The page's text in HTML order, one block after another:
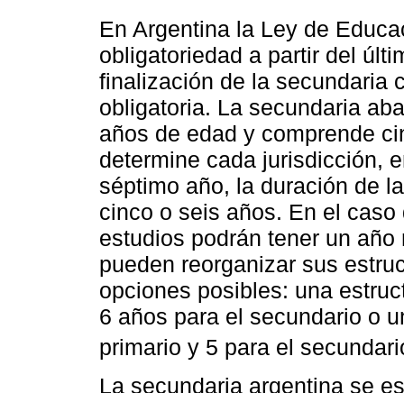
En Argentina la Ley de
obligatoriedad a partir del
finalización de la secundaria
obligatoria. La secundaria
años de edad y comprende
determine cada jurisdicción,
séptimo año, la duración de
cinco o seis años. En el
estudios podrán tener un
pueden reorganizar sus
opciones posibles: una
6 años para el secundario o
primario y 5 para el
La secundaria argentina se